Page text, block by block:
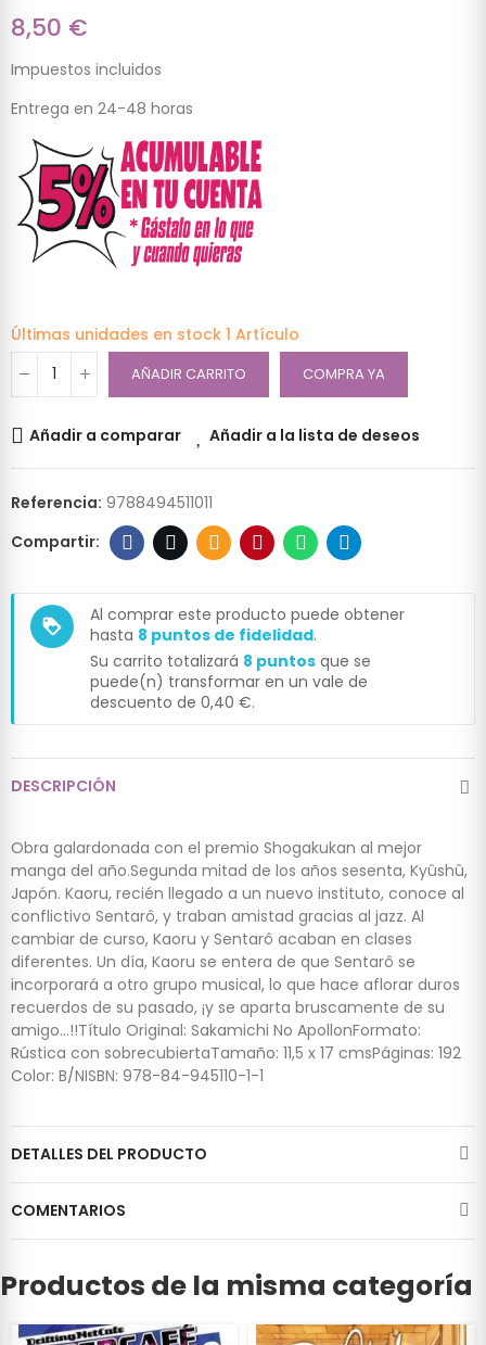
8,50 €
Impuestos incluidos
Entrega en 24-48 horas
Últimas unidades en stock 1 Artículo
AÑADIR CARRITO COMPRA YA
Añadir a comparar Añadir a la lista de deseos
Referencia: 9788494511011
loyalty
Al comprar este producto puede obtener
hasta 8 puntos de fidelidad.
Su carrito totalizará 8 puntos que se
puede(n) transformar en un vale de
descuento de 0,40 €.
DESCRIPCIÓN
Obra galardonada con el premio Shogakukan al mejor
manga del año.Segunda mitad de los años sesenta, Kyûshû,
Japón. Kaoru, recién llegado a un nuevo instituto, conoce al
conflictivo Sentarô, y traban amistad gracias al jazz. Al
cambiar de curso, Kaoru y Sentarô acaban en clases
diferentes. Un día, Kaoru se entera de que Sentarô se
incorporará a otro grupo musical, lo que hace aflorar duros
recuerdos de su pasado, ¡y se aparta bruscamente de su
amigo...!!Título Original: Sakamichi No ApollonFormato:
Rústica con sobrecubiertaTamaño: 11,5 x 17 cmsPáginas: 192
Color: B/NISBN: 978-84-945110-1-1
DETALLES DEL PRODUCTO
COMENTARIOS
Productos de la misma categoría